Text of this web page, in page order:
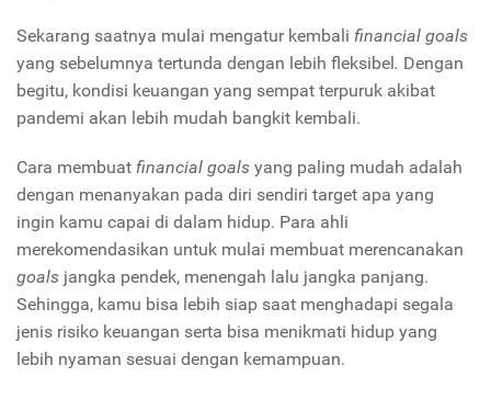
Sekarang saatnya mulai mengatur kembali financial goals
yang sebelumnya tertunda dengan lebih fleksibel . Dengan
begitu, kondisi keuangan yang sempat terpuruk akibat
pandemi akan lebih mudah bangkit kembali.
Cara membuat financial goals yang paling mudah adalah
dengan menanyakan pada diri sendiri target apa yang
ingin kamu capai di dalam hidup. Para ahli
merekomendasikan untuk mulai membuat merencanakan
goals jangka pendek, menengah lalu jangka panjang.
Sehingga, kamu bisa lebih siap saat menghadapi segala
jenis risiko keuangan serta bisa menikmati hidup yang
lebih nyaman sesuai dengan kemampuan.